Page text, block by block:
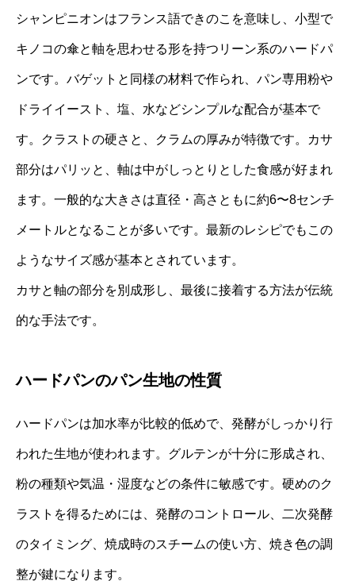
シャンピニオンはフランス語できのこを意味し、小型で
キノコの傘と軸を思わせる形を持つリーン系のハードパ
ンです。バゲットと同様の材料で作られ、パン専用粉や
ドライイースト、塩、水などシンプルな配合が基本で
す。クラストの硬さと、クラムの厚みが特徴です。カサ
部分はパリッと、軸は中がしっとりとした食感が好まれ
ます。一般的な大きさは直径・高さともに約6〜8センチ
メートルとなることが多いです。最新のレシピでもこの
ようなサイズ感が基本とされています。
カサと軸の部分を別成形し、最後に接着する方法が伝統
的な手法です。
ハードパンのパン生地の性質
ハードパンは加水率が比較的低めで、発酵がしっかり行
われた生地が使われます。グルテンが十分に形成され、
粉の種類や気温・湿度などの条件に敏感です。硬めのク
ラストを得るためには、発酵のコントロール、二次発酵
のタイミング、焼成時のスチームの使い方、焼き色の調
整が鍵になります。